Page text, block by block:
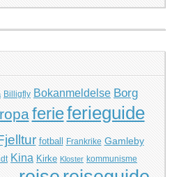
Billigfly Bokanmeldelse Borg
ferieferieguide
fotball Frankrike Gamleby
Kina Kirke Kloster kommunisme